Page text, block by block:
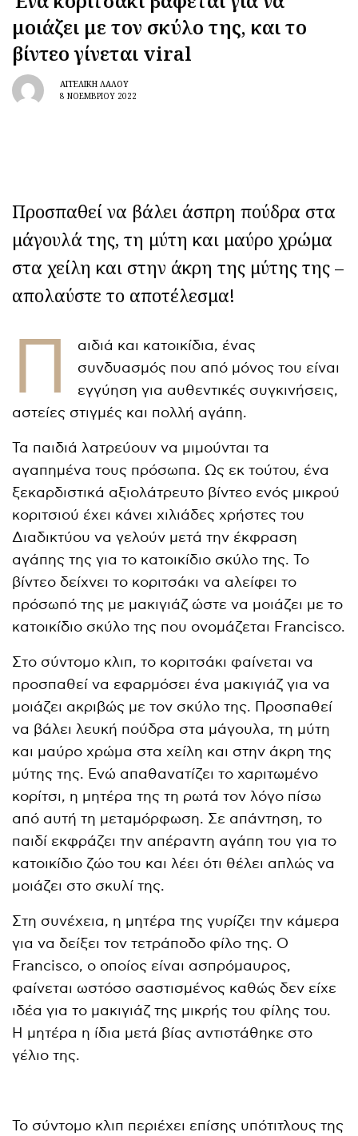
μοιάζει με τον σκύλο της, και το
βίντεο γίνεται viral
ΑΓΓΕΛΙΚΉ ΛΆΛΟΥ
8 ΝΟΕΜΒΡΊΟΥ 2022
Προσπαθεί να βάλει άσπρη πούδρα στα
μάγουλά της, τη μύτη και μαύρο χρώμα
στα χείλη και στην άκρη της μύτης της –
απολαύστε το αποτέλεσμα!
Π
αιδιά και κατοικίδια, ένας
συνδυασμός που από μόνος του είναι
εγγύηση για αυθεντικές συγκινήσεις,
αστείες στιγμές και πολλή αγάπη.
Τα παιδιά λατρεύουν να μιμούνται τα
αγαπημένα τους πρόσωπα. Ως εκ τούτου, ένα
ξεκαρδιστικά αξιολάτρευτο βίντεο ενός μικρού
κοριτσιού έχει κάνει χιλιάδες χρήστες του
Διαδικτύου να γελούν μετά την έκφραση
αγάπης της για το κατοικίδιο σκύλο της. Το
βίντεο δείχνει το κοριτσάκι να αλείφει το
πρόσωπό της με μακιγιάζ ώστε να μοιάζει με το
κατοικίδιο σκύλο της που ονομάζεται Francisco.
Στο σύντομο κλιπ, το κοριτσάκι φαίνεται να
προσπαθεί να εφαρμόσει ένα μακιγιάζ για να
μοιάζει ακριβώς με τον σκύλο της. Προσπαθεί
να βάλει λευκή πούδρα στα μάγουλα, τη μύτη
και μαύρο χρώμα στα χείλη και στην άκρη της
μύτης της. Ενώ απαθανατίζει το χαριτωμένο
κορίτσι, η μητέρα της τη ρωτά τον λόγο πίσω
από αυτή τη μεταμόρφωση. Σε απάντηση, το
παιδί εκφράζει την απέραντη αγάπη του για το
κατοικίδιο ζώο του και λέει ότι θέλει απλώς να
μοιάζει στο σκυλί της.
Στη συνέχεια, η μητέρα της γυρίζει την κάμερα
για να δείξει τον τετράποδο φίλο της. Ο
Francisco, ο οποίος είναι ασπρόμαυρος,
φαίνεται ωστόσο σαστισμένος καθώς δεν είχε
ιδέα για το μακιγιάζ της μικρής του φίλης του.
Η μητέρα η ίδια μετά βίας αντιστάθηκε στο
γέλιο της.
Το σύντομο κλιπ περιέχει επίσης υπότιτλους της